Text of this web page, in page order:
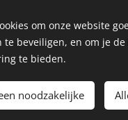
Toevoegen aan de
gemaakt door
Webnode
om onze website
beveiligen, en om je
te bieden.
noodzakelijke